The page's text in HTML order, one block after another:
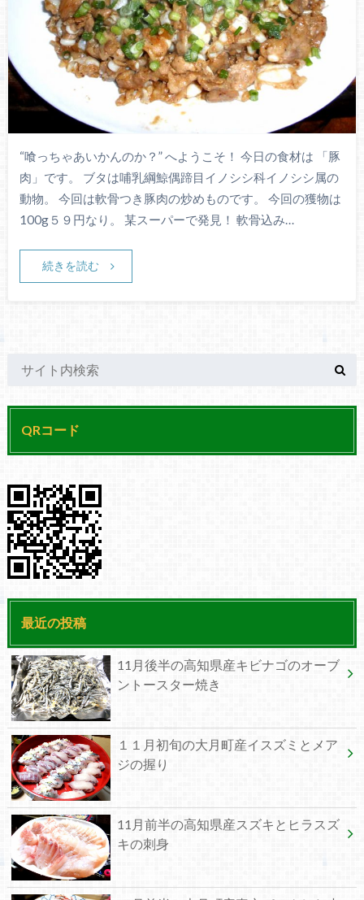
“喰っちゃあいかんのか？” へようこそ！ 今日の食材は 「豚
肉」です。 ブタは哺乳綱鯨偶蹄目イノシシ科イノシシ属の
動物。 今回は軟骨つき豚肉の炒めものです。 今回の獲物は
100g５９円なり。 某スーパーで発見！ 軟骨込み…
続きを読む
QRコード
最近の投稿
11月後半の高知県産キビナゴのオーブ
ントースター焼き
１１月初旬の大月町産イスズミとメア
ジの握り
11月前半の高知県産スズキとヒラスズ
キの刺身